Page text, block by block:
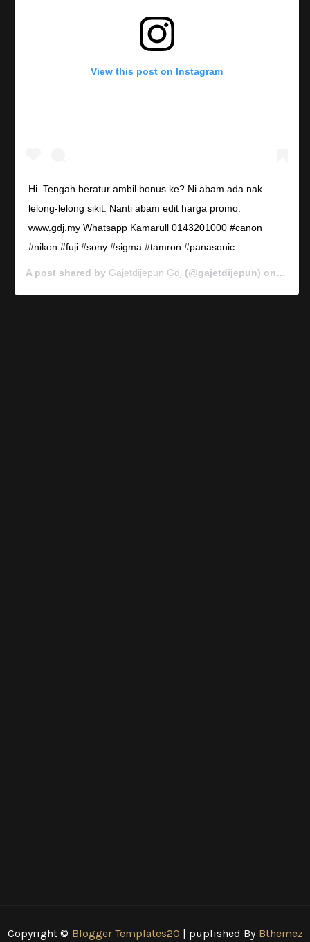
View this post on Instagram
Hi. Tengah beratur ambil bonus ke? Ni abam ada nak
lelong-lelong sikit. Nanti abam edit harga promo.
www.gdj.my Whatsapp Kamarull 0143201000 #canon
#nikon #fuji #sony #sigma #tamron #panasonic
A post shared by Gajetdijepun Gdj (@gajetdijepun) on Jan 7,
Copyright © Blogger Templates20 | puplished By Bthemez